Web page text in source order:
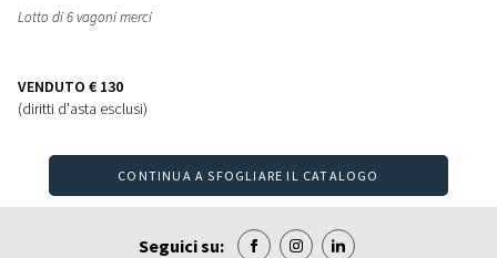
Lotto di 6 vagoni merci
VENDUTO € 130
(diritti d'asta esclusi)
CONTINUA A SFOGLIARE IL CATALOGO
Seguici su: